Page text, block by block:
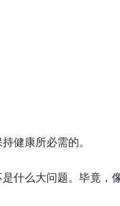
健康所必需的。
什么大问题。毕竟，